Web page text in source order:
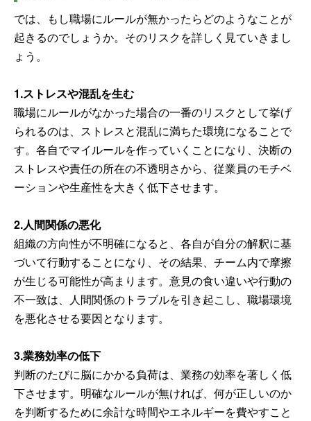
では、もし職場にルールが無かったらどのようなことが
起きるのでしょうか。そのリスクを詳しく見ていきまし
ょう。
1.ストレスや混乱を生む
職場にルールがなかった場合の一番のリスクとして挙げ
られるのは、ストレスと混乱に満ちた環境になることで
す。各自でマイルールを作っていくことになり、決断の
ストレスや責任の所在の不透明さから、従業員のモチベ
ーションや生産性を大きく低下させます。
2.人間関係の悪化
組織の方向性が不明確になると、各自が自分の解釈に基
づいて行動することになり、その結果、チーム内で摩擦
が生じる可能性が高まります。意見の食い違いや行動の
不一致は、人間関係のトラブルを引き起こし、職場環境
を悪化させる要因となります。
3.業務効率の低下
判断のたびに脳にかかる負荷は、業務の効率を著しく低
下させます。明確なルールが無ければ、何が正しいのか
を判断するために余計な時間やエネルギーを費やすこと